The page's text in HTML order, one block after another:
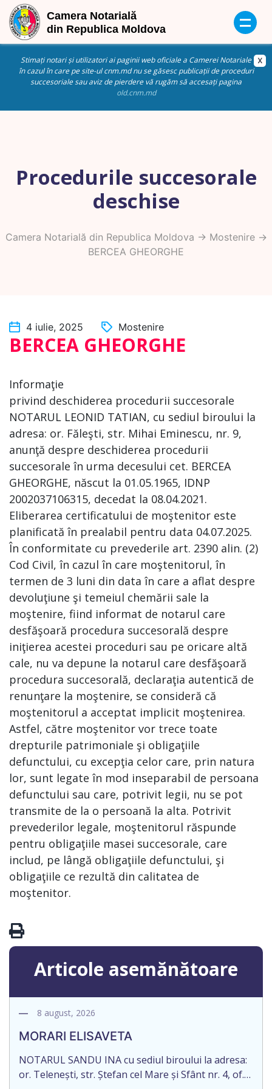
Stimați notari și utilizatori ai paginii web oficiale a Camerei Notariale
în cazul în care pe site-ul cnm.md nu se găsesc publicații de proceduri
succesoriale sau aviz de pierdere vă rugăm să accesați pagina
old.cnm.md
Procedurile succesorale
deschise
Camera Notarială din Republica Moldova -> Mostenire->
BERCEA GHEORGHE
4 iulie, 2025 Mostenire
BERCEA GHEORGHE
Informaţie
privind deschiderea procedurii succesorale
NOTARUL LEONID TATIAN, cu sediul biroului la
adresa: or. Făleşti, str. Mihai Eminescu, nr. 9,
anunţă despre deschiderea procedurii
succesorale în urma decesului cet. BERCEA
GHEORGHE, născut la 01.05.1965, IDNP
2002037106315, decedat la 08.04.2021.
Eliberarea certificatului de moştenitor este
planificată în prealabil pentru data 04.07.2025.
În conformitate cu prevederile art. 2390 alin. (2)
Cod Civil, în cazul în care moştenitorul, în
termen de 3 luni din data în care a aflat despre
devoluţiune şi temeiul chemării sale la
moştenire, fiind informat de notarul care
desfăşoară procedura succesorală despre
iniţierea acestei proceduri sau pe oricare altă
cale, nu va depune la notarul care desfăşoară
procedura succesorală, declaraţia autentică de
renunţare la moştenire, se consideră că
moştenitorul a acceptat implicit moştenirea.
Astfel, către moştenitor vor trece toate
drepturile patrimoniale şi obligaţiile
defunctului, cu excepţia celor care, prin natura
lor, sunt legate în mod inseparabil de persoana
defunctului sau care, potrivit legii, nu se pot
transmite de la o persoană la alta. Potrivit
prevederilor legale, moştenitorul răspunde
pentru obligaţiile masei succesorale, care
includ, pe lângă obligaţiile defunctului, şi
obligaţiile ce rezultă din calitatea de
moştenitor.
Articole asemănătoare
8 august, 2026
MORARI ELISAVETA
NOTARUL SANDU INA cu sediul biroului la adresa:
or. Telenești, str. Ștefan cel Mare și Sfânt nr. 4, of.